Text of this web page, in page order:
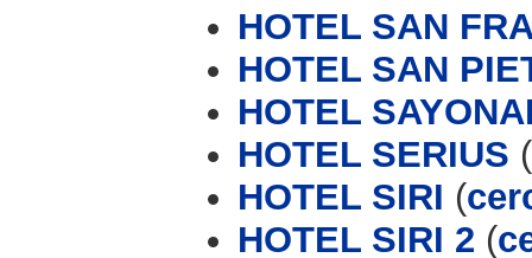
HOTEL SAN
HOTEL SAN
HOTEL
HOTEL SERIUS (
HOTEL SIRI (
HOTEL SIRI 2 (